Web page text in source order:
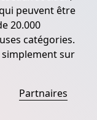
peuvent être
20.000
catégories.
sur
Partnaires